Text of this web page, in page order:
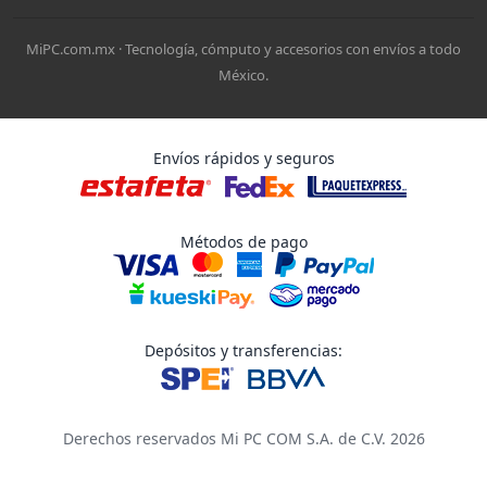
MiPC.com.mx · Tecnología, cómputo y accesorios con envíos a todo
México.
Envíos rápidos y seguros
Métodos de pago
Depósitos y transferencias:
Derechos reservados Mi PC COM S.A. de C.V. 2026